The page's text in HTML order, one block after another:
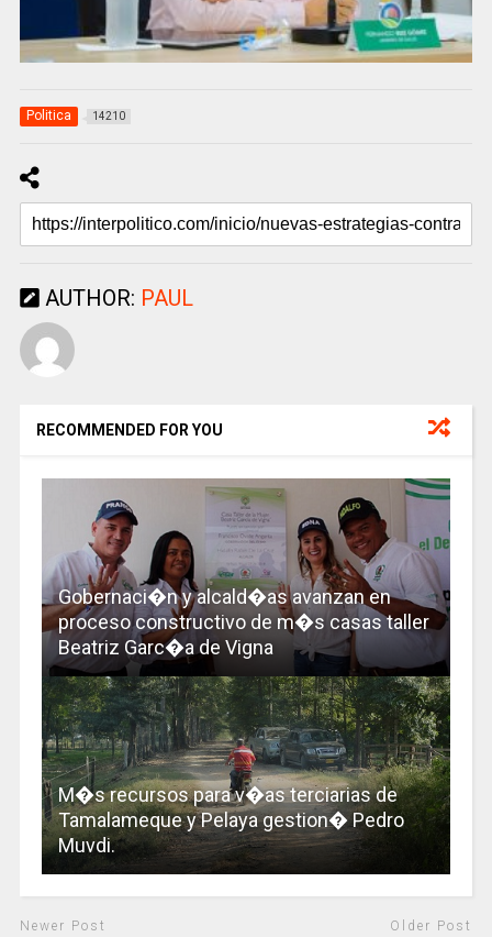
Politica 14210
AUTHOR: PAUL
RECOMMENDED FOR YOU
Gobernaci�n y alcald�as avanzan en
proceso constructivo de m�s casas taller
Beatriz Garc�a de Vigna
M�s recursos para v�as terciarias de
Tamalameque y Pelaya gestion� Pedro
Muvdi.
Newer Post Older Post